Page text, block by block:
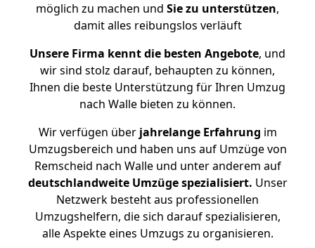
möglich zu machen und Sie zu unterstützen,
damit alles reibungslos verläuft
Unsere Firma kennt die besten Angebote, und
wir sind stolz darauf, behaupten zu können,
Ihnen die beste Unterstützung für Ihren Umzug
nach Walle bieten zu können.
Wir verfügen überjahrelange Erfahrung im
Umzugsbereich und haben uns auf Umzüge von
Remscheid nach Walle und unter anderem auf
deutschlandweite Umzüge spezialisiert. Unser
Netzwerk besteht aus professionellen
Umzugshelfern, die sich darauf spezialisieren,
alle Aspekte eines Umzugs zu organisieren.